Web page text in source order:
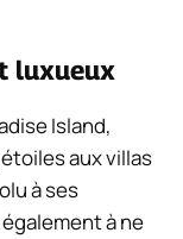
luxueux
Island,
aux villas
à ses
à ne